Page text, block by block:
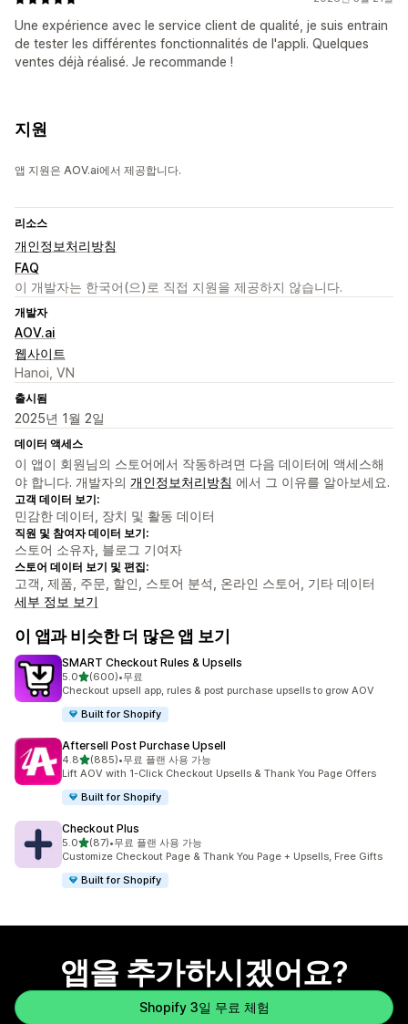
Une expérience avec le service client de qualité, je suis entrain
de tester les différentes fonctionnalités de l'appli. Quelques
ventes déjà réalisé. Je recommande !
지원
앱 지원은 AOV.ai에서 제공합니다.
리소스
개인정보처리방침
FAQ
이 개발자는 한국어(으)로 직접 지원을 제공하지 않습니다.
개발자
AOV.ai
웹사이트
Hanoi, VN
출시됨
2025년 1월 2일
데이터 액세스
이 앱이 회원님의 스토어에서 작동하려면 다음 데이터에 액세스해
야 합니다. 개발자의 개인정보처리방침 에서 그 이유를 알아보세요.
고객 데이터 보기:
민감한 데이터, 장치 및 활동 데이터
직원 및 참여자 데이터 보기:
스토어 소유자, 블로그 기여자
스토어 데이터 보기 및 편집:
고객, 제품, 주문, 할인, 스토어 분석, 온라인 스토어, 기타 데이터
세부 정보 보기
이 앱과 비슷한 더 많은 앱 보기
SMART Checkout Rules & Upsells
5.0별 5개 중
(600)
총 리뷰 600개
•무료
Checkout upsell app, rules & post purchase upsells to grow AOV
Built for Shopify
Aftersell Post Purchase Upsell
4.8별 5개 중
(885)
총 리뷰 885개
•무료 플랜 사용 가능
Lift AOV with 1-Click Checkout Upsells & Thank You Page Offers
Built for Shopify
Checkout Plus
5.0별 5개 중
(87)
총 리뷰 87개
•무료 플랜 사용 가능
Customize Checkout Page & Thank You Page + Upsells, Free Gifts
Built for Shopify
앱을 추가하시겠어요?
Shopify 3일 무료 체험